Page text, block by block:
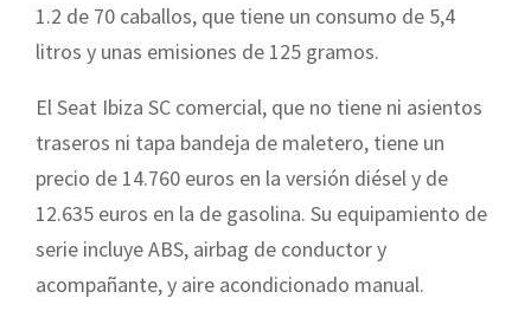
1.2 de 70 caballos, que tiene un consumo de 5,4
litros y unas emisiones de 125 gramos.
El Seat Ibiza SC comercial, que no tiene ni asientos
traseros ni tapa bandeja de maletero, tiene un
precio de 14.760 euros en la versión diésel y de
12.635 euros en la de gasolina. Su equipamiento de
serie incluye ABS, airbag de conductor y
acompañante, y aire acondicionado manual.